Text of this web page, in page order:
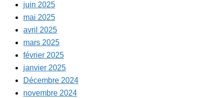
juin 2025
mai 2025
avril 2025
mars 2025
février 2025
janvier 2025
Décembre 2024
novembre 2024